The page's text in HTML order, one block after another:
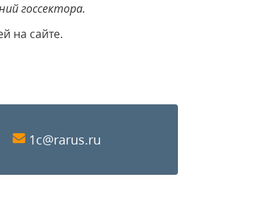
госсектора.
на сайте.
1c@rarus.ru